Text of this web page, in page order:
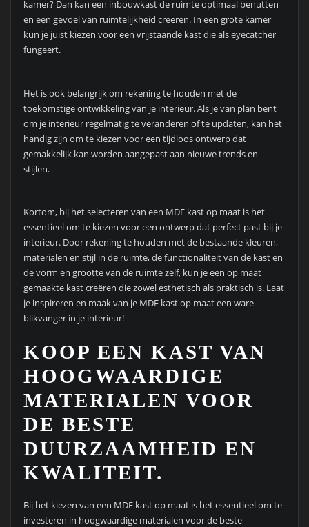
kamer? Dan kan een inbouwkast de ruimte optimaal benutten
en een gevoel van ruimtelijkheid creëren. In een grote kamer
kun je juist kiezen voor een vrijstaande kast die als eyecatcher
fungeert.
Het is ook belangrijk om rekening te houden met de
toekomstige ontwikkeling van je interieur. Als je van plan bent
om je interieur regelmatig te veranderen of te updaten, kan het
handig zijn om te kiezen voor een tijdloos ontwerp dat
gemakkelijk kan worden aangepast aan nieuwe trends en
stijlen.
Kortom, bij het selecteren van een MDF kast op maat is het
essentieel om te kiezen voor een ontwerp dat perfect past bij je
interieur. Door rekening te houden met de bestaande kleuren,
materialen en stijl in de ruimte, de functionaliteit van de kast en
de vorm en grootte van de ruimte zelf, kun je een op maat
gemaakte kast creëren die zowel esthetisch als praktisch is. Laat
je inspireren en maak van je MDF kast op maat een ware
blikvanger in je interieur!
KOOP EEN KAST VAN
HOOGWAARDIGE
MATERIALEN VOOR
DE BESTE
DUURZAAMHEID EN
KWALITEIT.
Bij het kiezen van een MDF kast op maat is het essentieel om te
investeren in hoogwaardige materialen voor de beste